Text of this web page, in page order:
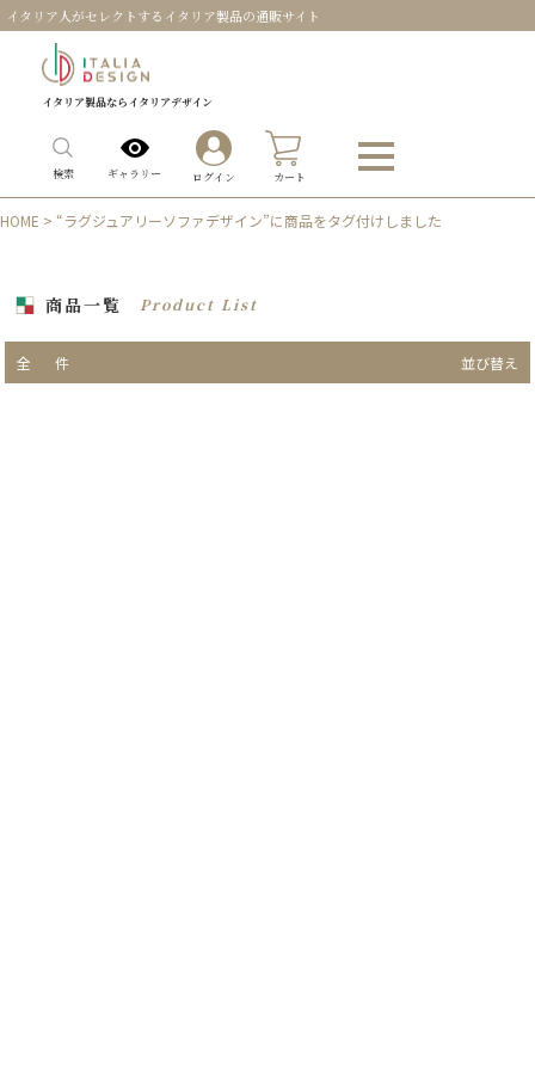
イタリア人がセレクトするイタリア製品の通販サイト
イタリア製品ならイタリアデザイン
検索 ギャラリー ログイン カート
HOME > “ラグジュアリーソファデザイン”に商品をタグ付けしました
商品一覧 Product List
全 件 並び替え